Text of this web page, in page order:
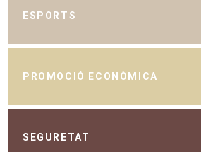
ESPORTS
PROMOCIÓ ECONÒMICA
SEGURETAT